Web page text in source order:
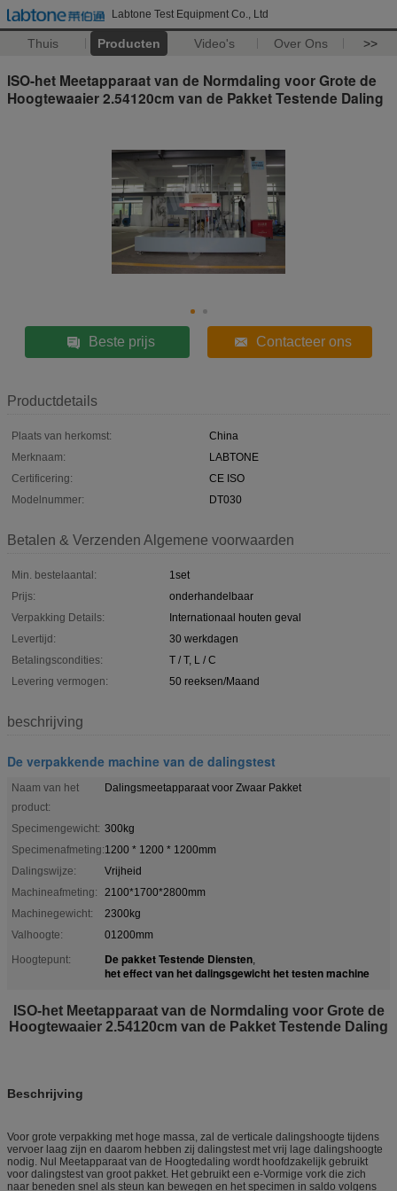
Labtone Test Equipment Co., Ltd
Thuis Producten Video's Over Ons >>
ISO-het Meetapparaat van de Normdaling voor Grote de
Hoogtewaaier 2.54120cm van de Pakket Testende Daling
Beste prijs Contacteer ons
Productdetails
Plaats van herkomst:
China
Merknaam:
LABTONE
Certificering:
CE ISO
Modelnummer:
DT030
Betalen & Verzenden Algemene voorwaarden
Min. bestelaantal:
1set
Prijs:
onderhandelbaar
Verpakking Details:
Internationaal houten geval
Levertijd:
30 werkdagen
Betalingscondities:
T / T, L / C
Levering vermogen:
50 reeksen/Maand
beschrijving
De verpakkende machine van de dalingstest
Naam van het
product:
Dalingsmeetapparaat voor Zwaar Pakket
Specimengewicht: 300kg
Specimenafmeting:1200 * 1200 * 1200mm
Dalingswijze:
Vrijheid
Machineafmeting:
2100*1700*2800mm
Machinegewicht:
2300kg
Valhoogte:
01200mm
Hoogtepunt:
De pakket Testende Diensten,
het effect van het dalingsgewicht het testen machine
ISO-het Meetapparaat van de Normdaling voor Grote de
Hoogtewaaier 2.54120cm van de Pakket Testende Daling
Beschrijving
Voor grote verpakking met hoge massa, zal de verticale dalingshoogte tijdens
vervoer laag zijn en daarom hebben zij dalingstest met vrij lage dalingshoogte
nodig. Nul Meetapparaat van de Hoogtedaling wordt hoofdzakelijk gebruikt
voor dalingstest van groot pakket. Het gebruikt een e-Vormige vork die zich
naar beneden snel als steun kan bewegen en het specimen in saldo volgens